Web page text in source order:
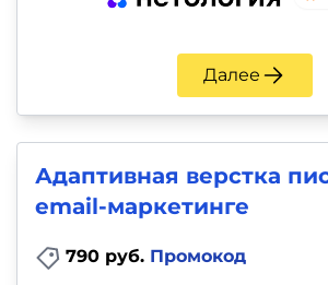
Далее
Адаптивная верстка
email-маркетинге
790 руб. Промокод